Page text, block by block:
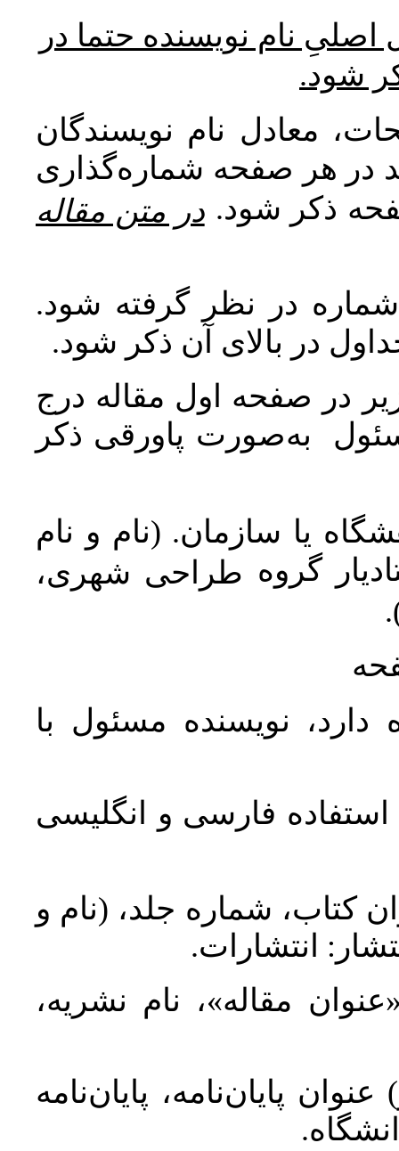
نام نویسنده حتما در
شود.
معادل نام نویسندگان
در هر صفحه شماره‌گذاری
ذکر شود. در متن مقاله
در نظر گرفته شود.
در بالای آن ذکر شود.
در صفحه اول مقاله درج
به‌صورت پاورقی ذکر
یا سازمان. (نام و نام
گروه طراحی شهری،
نویسنده مسئول با
استفاده فارسی و انگلیسی
کتاب، شماره جلد، (نام و
انتشارات.
مقاله»، نام نشریه،
پایان‌نامه، پایان‌نامه